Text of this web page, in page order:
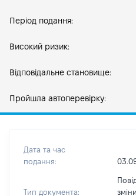
Період подання:
Високий ризик:
Відповідальне становище:
Пройшла автоперевірку:
Дата та час
подання:
Тип документа: